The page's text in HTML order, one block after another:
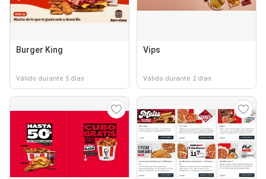
Burger King
Válido durante 5 días
Vips
Válido durante 2 días